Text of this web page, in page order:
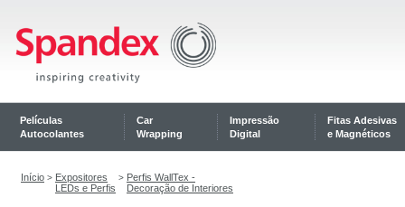
Películas
Autocolantes
Car
Wrapping
Impressão
Digital
Fitas Adesivas
e Magnéticos
Início > Expositores
LEDs e Perfis
> Perfis WallTex -
Decoração de Interiores